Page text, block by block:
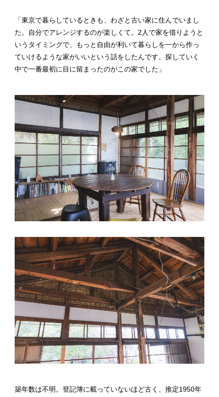
「東京で暮らしているときも、わざと古い家に住んでいまし
た。自分でアレンジするのが楽しくて。2人で家を借りようと
いうタイミングで、もっと自由が利いて暮らしを一から作っ
ていけるような家がいいという話をしたんです。探していく
中で一番最初に目に留まったのがこの家でした」
築年数は不明。登記簿に載っていないほど古く、推定1950年